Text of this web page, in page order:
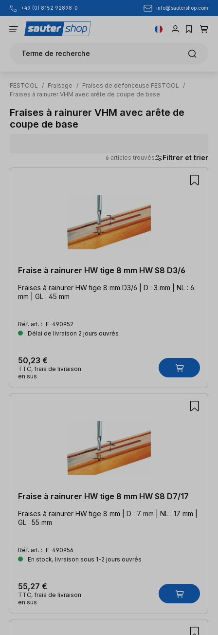
Passer au contenu principal
+49 (0) 8152 92898-0 info@sautershop.com
Terme de recherche
FESTOOL / Fraisage / Fraises de défonceuse FESTOOL
/
Fraises à rainurer VHM avec arête de coupe de base
Fraises à rainurer VHM avec arête de
coupe de base
6 articles trouvés Filtrer et trier
6 articles trouvés
Fraise à rainurer HW tige 8 mm HW S8 D3/6
Fraises à rainurer HW tige 8 mm D3/6 | D : 3 mm | NL : 6
mm | GL : 45 mm
Réf. art. : F-490952
Délai de livraison 2 jours ouvrés
50,23 €
TTC, frais de livraison
en sus
Fraise à rainurer HW tige 8 mm HW S8 D7/17
Fraises à rainurer HW tige 8 mm | D : 7 mm | NL : 17 mm |
GL : 55 mm
Réf. art. : F-490956
En stock, livraison sous 1-2 jours ouvrés
55,27 €
TTC, frais de livraison
en sus